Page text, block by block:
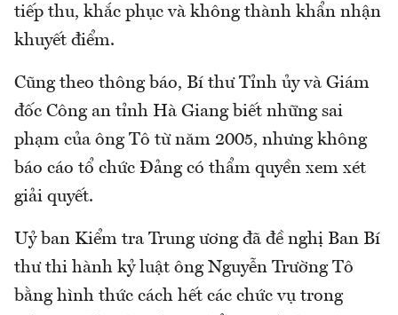
tiếp thu, khắc phục và không thành khẩn nhận
khuyết điểm.
Cũng theo thông báo, Bí thư Tỉnh ủy và Giám
đốc Công an tỉnh Hà Giang biết những sai
phạm của ông Tô từ năm 2005, nhưng không
báo cáo tổ chức Đảng có thẩm quyền xem xét
giải quyết.
Uỷ ban Kiểm tra Trung ương đã đề nghị Ban Bí
thư thi hành kỷ luật ông Nguyễn Trường Tô
bằng hình thức cách hết các chức vụ trong